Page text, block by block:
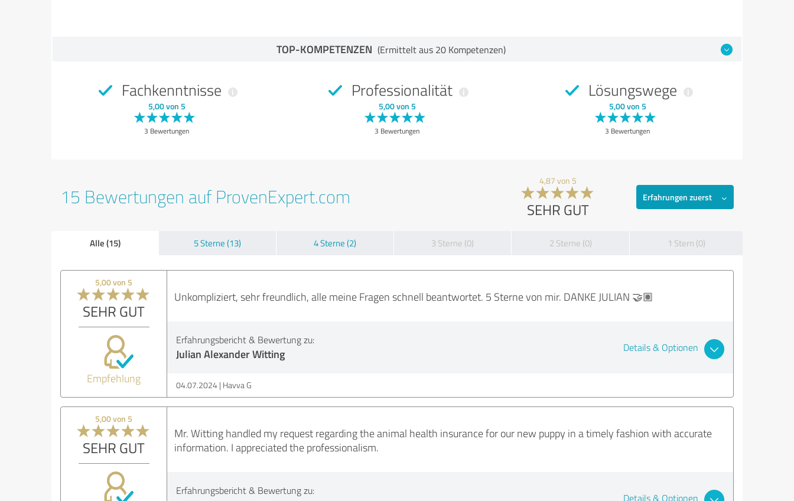
TOP-KOMPETENZEN (Ermittelt aus 20 Kompetenzen)
Fachkenntnisse
5,00 von 5
3 Bewertungen
Professionalität
5,00 von 5
3 Bewertungen
Lösungswege
5,00 von 5
3 Bewertungen
15 Bewertungen auf ProvenExpert.com
4,87 von 5
SEHR GUT
Erfahrungen zuerst
Alle (15) 5 Sterne (13) 4 Sterne (2) 3 Sterne (0) 2 Sterne (0) 1 Stern (0)
5,00 von 5
SEHR GUT
Empfehlung
Unkompliziert, sehr freundlich, alle meine Fragen schnell beantwortet. 5 Sterne von mir. DANKE JULIAN 🤝🏽
Erfahrungsbericht & Bewertung zu:
Julian Alexander Witting Details & Optionen
04.07.2024 Havva G
5,00 von 5
SEHR GUT
Mr. Witting handled my request regarding the animal health insurance for our new puppy in a timely fashion with accurate
information. I appreciated the professionalism.
Erfahrungsbericht & Bewertung zu:
Details & Optionen